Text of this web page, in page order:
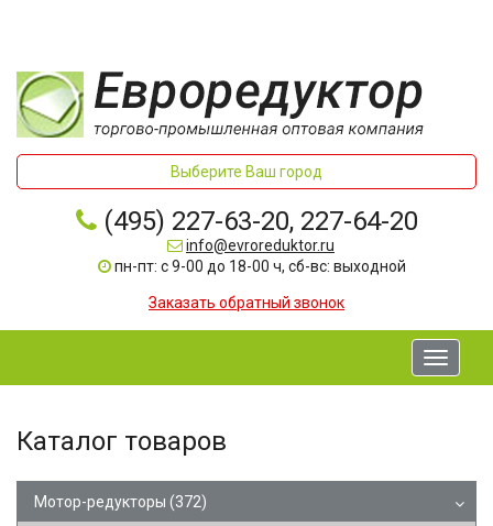
Выберите Ваш город
(495) 227-63-20, 227-64-20
info@evroreduktor.ru
пн-пт: с 9-00 до 18-00 ч, сб-вс: выходной
Заказать обратный звонок
Toggle
Каталог товаров
Мотор-редукторы (372)